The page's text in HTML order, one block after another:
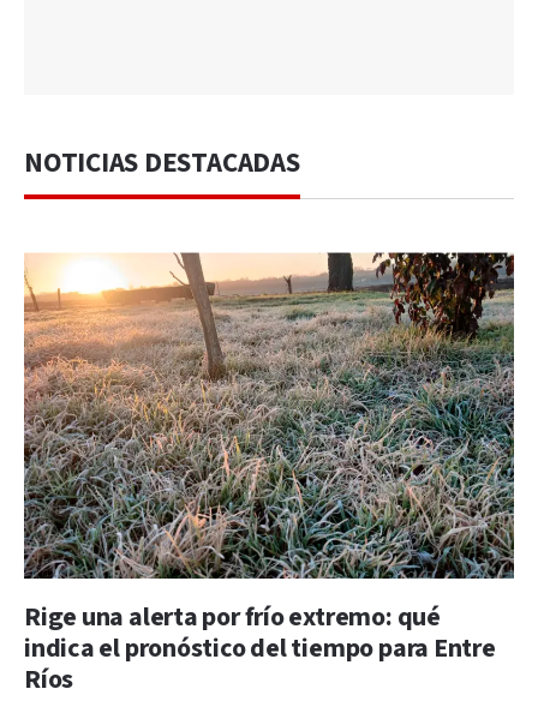
NOTICIAS DESTACADAS
Rige una alerta por frío extremo: qué
indica el pronóstico del tiempo para Entre
Ríos